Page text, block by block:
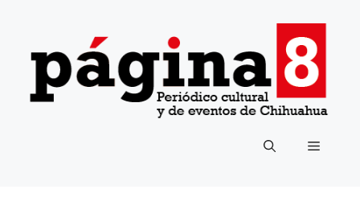
contenido
Menú